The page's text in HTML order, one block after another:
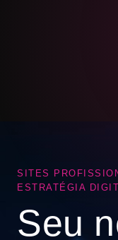
SITES
ESTRATÉGIA
Seu